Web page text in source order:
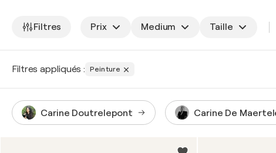
Filtres Prix Medium Taille
Filtres appliqués : Peinture
Carine Doutrelepont Carine De